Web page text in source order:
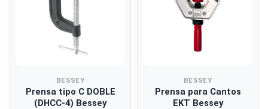
BESSEY
Prensa tipo C DOBLE
(DHCC-4) Bessey
BESSEY
Prensa para Cantos
EKT Bessey